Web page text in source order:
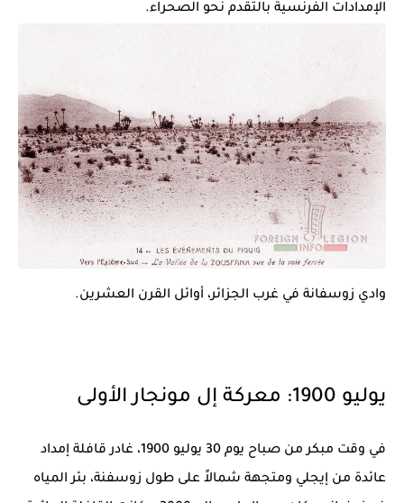
الإمدادات الفرنسية بالتقدم نحو الصحراء.
وادي زوسفانة في غرب الجزائر، أوائل القرن العشرين.
يوليو 1900: معركة إل مونجار الأولى
في وقت مبكر من صباح يوم 30 يوليو 1900، غادر قافلة إمداد
عائدة من إيجلي ومتجهة شمالاً على طول زوسفنة، بئر المياه